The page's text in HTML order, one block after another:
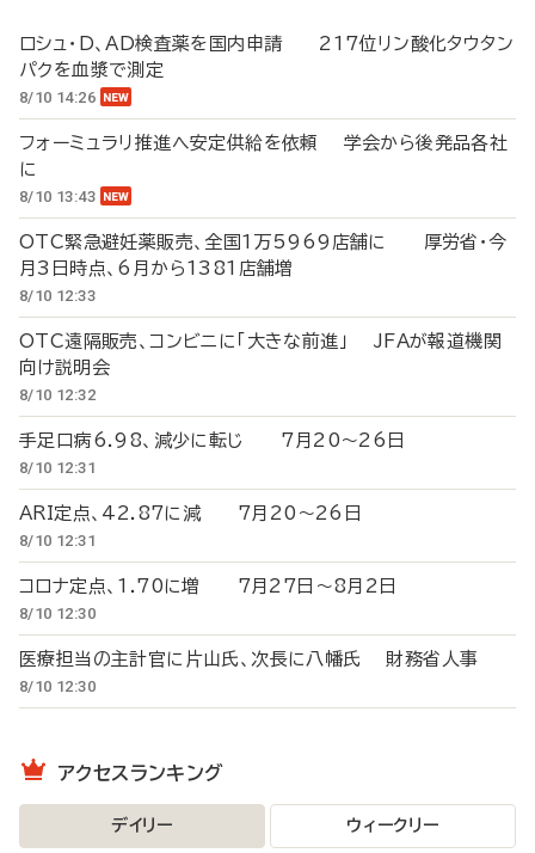
ロシュ・D、AD検査薬を国内申請 217位リン酸化タウタン
パクを血漿で測定
8/10 14:26
フォーミュラリ推進へ安定供給を依頼 学会から後発品各社
に
8/10 13:43
OTC緊急避妊薬販売、全国1万5969店舗に 厚労省・今
月3日時点、6月から1381店舗増
8/10 12:33
OTC遠隔販売、コンビニに「大きな前進」 JFAが報道機関
向け説明会
8/10 12:32
手足口病6.98、減少に転じ 7月20～26日
8/10 12:31
ARI定点、42.87に減 7月20～26日
8/10 12:31
コロナ定点、1.70に増 7月27日～8月2日
8/10 12:30
医療担当の主計官に片山氏、次長に八幡氏 財務省人事
8/10 12:30
アクセスランキング
デイリー ウィークリー